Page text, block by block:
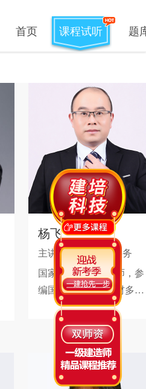
首页 课程试听 题
杨飞
主讲：
市政工程实务
国家一级注册建造师，参
编国家建筑专业教材多
部，曾任某省基本建设科
学实验研究院副总工，现
任某省高校讲师。市政、
公路、建筑专业辅导的领
军人物之一。